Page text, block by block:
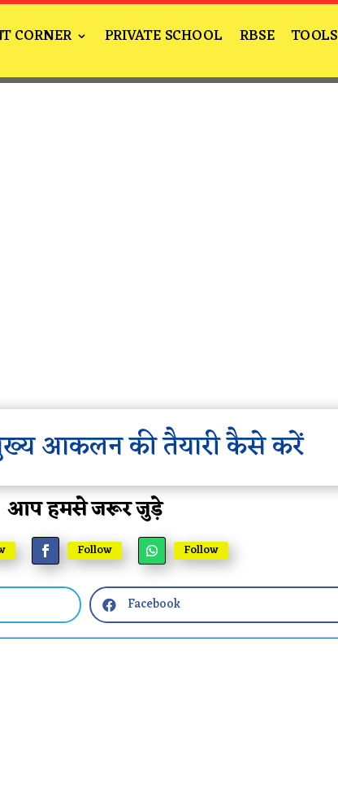
CORNER PRIVATE SCHOOL RBSE TOOLS
आकलन की तैयारी कैसे करें
आप हमसे जरूर जुड़े
Follow Follow
 Facebook